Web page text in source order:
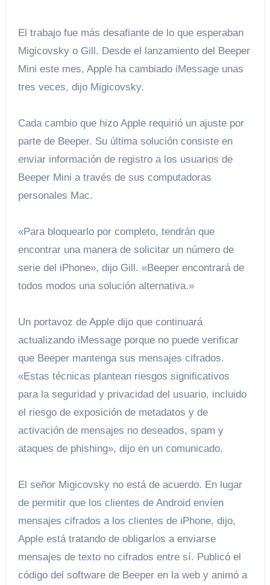
El trabajo fue más desafiante de lo que esperaban
Migicovsky o Gill. Desde el lanzamiento del Beeper
Mini este mes, Apple ha cambiado iMessage unas
tres veces, dijo Migicovsky.
Cada cambio que hizo Apple requirió un ajuste por
parte de Beeper. Su última solución consiste en
enviar información de registro a los usuarios de
Beeper Mini a través de sus computadoras
personales Mac.
«Para bloquearlo por completo, tendrán que
encontrar una manera de solicitar un número de
serie del iPhone», dijo Gill. «Beeper encontrará de
todos modos una solución alternativa.»
Un portavoz de Apple dijo que continuará
actualizando iMessage porque no puede verificar
que Beeper mantenga sus mensajes cifrados.
«Estas técnicas plantean riesgos significativos
para la seguridad y privacidad del usuario, incluido
el riesgo de exposición de metadatos y de
activación de mensajes no deseados, spam y
ataques de phishing», dijo en un comunicado.
El señor Migicovsky no está de acuerdo. En lugar
de permitir que los clientes de Android envíen
mensajes cifrados a los clientes de iPhone, dijo,
Apple está tratando de obligarlos a enviarse
mensajes de texto no cifrados entre sí. Publicó el
código del software de Beeper en la web y animó a